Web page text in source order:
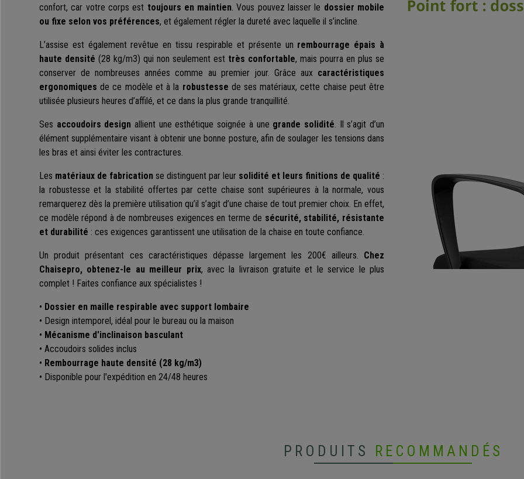
confort, car votre corps est toujours en maintien. Vous pouvez laisser le dossier mobile
ou fixe selon vos préférences, et également régler la dureté avec laquelle il s’incline.
L’assise est également revêtue en tissu respirable et présente un rembourrage épais à
haute densité (28 kg/m3) qui non seulement est très confortable, mais pourra en plus se
conserver de nombreuses années comme au premier jour. Grâce aux caractéristiques
ergonomiques de ce modèle et à la robustesse de ses matériaux, cette chaise peut être
utilisée plusieurs heures d’affilé, et ce dans la plus grande tranquillité.
Ses accoudoirs design allient une esthétique soignée à une grande solidité. Il s’agit d’un
élément supplémentaire visant à obtenir une bonne posture, afin de soulager les tensions dans
les bras et ainsi éviter les contractures.
Les matériaux de fabrication se distinguent par leur solidité et leurs finitions de qualité :
la robustesse et la stabilité offertes par cette chaise sont supérieures à la normale, vous
remarquerez dès la première utilisation qu’il s’agit d’une chaise de tout premier choix. En effet,
ce modèle répond à de nombreuses exigences en terme de sécurité, stabilité, résistante
et durabilité : ces exigences garantissent une utilisation de la chaise en toute confiance.
Un produit présentant ces caractéristiques dépasse largement les 200€ ailleurs. Chez
Chaisepro, obtenez-le au meilleur prix, avec la livraison gratuite et le service le plus
complet ! Faites confiance aux spécialistes !
• Dossier en maille respirable avec support lombaire
• Design intemporel, idéal pour le bureau ou la maison
• Mécanisme d'inclinaison basculant
• Accoudoirs solides inclus
• Rembourrage haute densité (28 kg/m3)
• Disponible pour l'expédition en 24/48 heures
PRODUITS RECOMMANDÉS